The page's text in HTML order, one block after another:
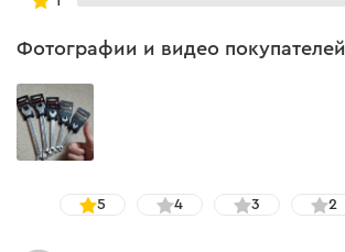
Фотографии и видео покупателей
5 4 3 2